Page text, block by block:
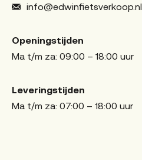
info@edwinfietsverkoop.nl
Openingstijden
Ma t/m za: 09:00 – 18:00 uur
Leveringstijden
Ma t/m za: 07:00 – 18:00 uur